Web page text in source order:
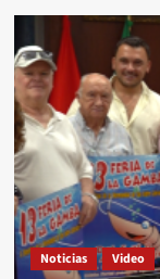
Noticias Video